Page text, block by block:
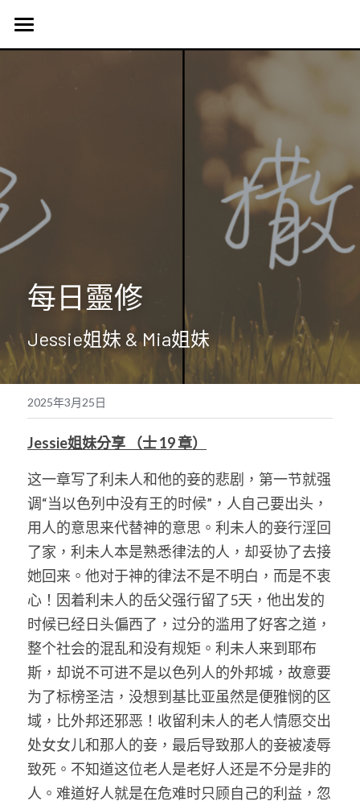
首頁
Harvest Choir
主題查經
父母團契
媒體專區
靈修小語
信望愛團契
聯絡我們
新朋友
搜索
繁體中文
繁體中文 POWERED BY
每日靈修
Jessie姐妹 & Mia姐妹
2025年3月25日
Jessie姐妹分享 （士 19 章）
这一章写了利未人和他的妾的悲剧，第一节就强
调“当以色列中没有王的时候”，人自己要出头，
用人的意思来代替神的意思。利未人的妾行淫回
了家，利未人本是熟悉律法的人，却妥协了去接
她回来。他对于神的律法不是不明白，而是不衷
心！因着利未人的岳父强行留了5天，他出发的
时候已经日头偏西了，过分的滥用了好客之道，
整个社会的混乱和没有规矩。利未人来到耶布
斯，却说不可进不是以色列人的外邦城，故意要
为了标榜圣洁，没想到基比亚虽然是便雅悯的区
域，比外邦还邪恶！收留利未人的老人情愿交出
处女女儿和那人的妾，最后导致那人的妾被凌辱
致死。不知道这位老人是老好人还是不分是非的
人。难道好人就是在危难时只顾自己的利益，忽